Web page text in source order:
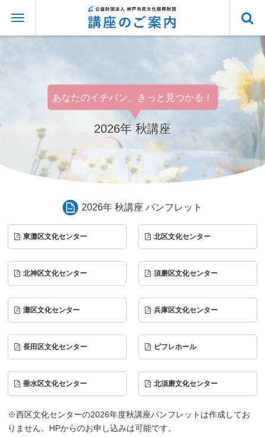
あなたのイチバン。きっと見つかる！
2026年 秋講座
2026年 秋講座 パンフレット
東灘区文化センター 北区文化センター
北神区文化センター 須磨区文化センター
灘区文化センター 兵庫区文化センター
長田区文化センター ピフレホール
垂水区文化センター 北須磨文化センター
※西区文化センターの2026年度秋講座パンフレットは作成してお
りません。HPからのお申し込みは可能です。